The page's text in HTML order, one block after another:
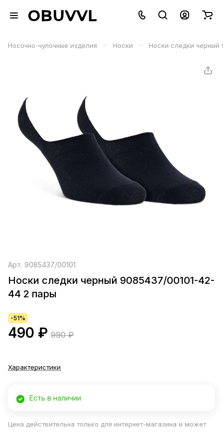
Носочно-чулочные изделия – Носки – Носки следки черный
Арт. 9085437/00101
Носки следки черный 9085437/00101-42-
44 2 пары
-51%
490 ₽ 990 ₽
Характеристики
Есть в наличии
Цена действительна только для интернет-магазина и может